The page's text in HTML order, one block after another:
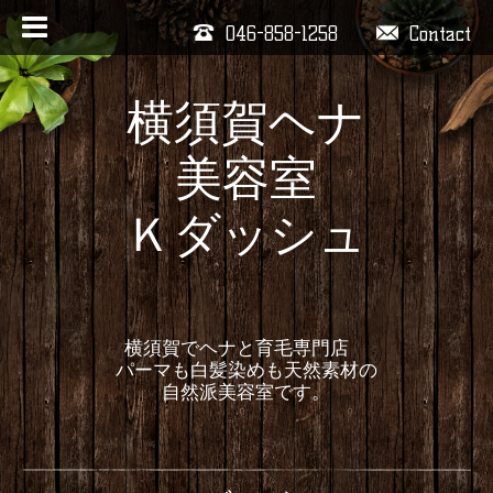
Contact
046-858-1258
横須賀ヘナ
美容室
Ｋダッシュ
横須賀でヘナと育毛専門店
パーマも白髪染めも天然素材の
自然派美容室です。